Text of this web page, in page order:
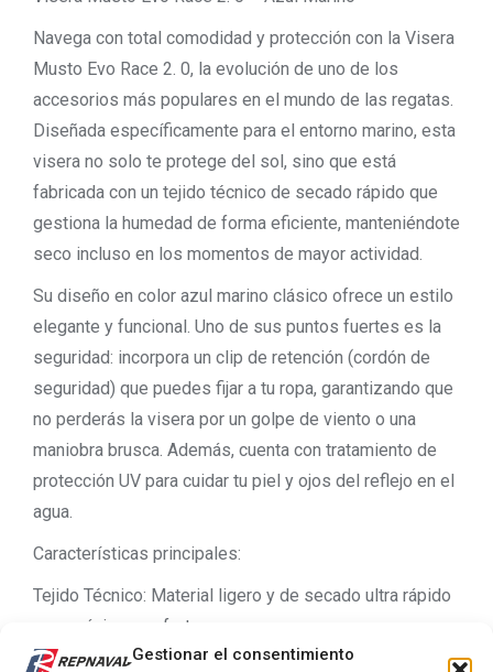
Gestionar el consentimiento
Navega con total comodidad y protección con la Visera
Musto Evo Race 2. 0, la evolución de uno de los
accesorios más populares en el mundo de las regatas.
Diseñada específicamente para el entorno marino, esta
visera no solo te protege del sol, sino que está
fabricada con un tejido técnico de secado rápido que
gestiona la humedad de forma eficiente, manteniéndote
seco incluso en los momentos de mayor actividad.
Su diseño en color azul marino clásico ofrece un estilo
elegante y funcional. Uno de sus puntos fuertes es la
seguridad: incorpora un clip de retención (cordón de
seguridad) que puedes fijar a tu ropa, garantizando que
no perderás la visera por un golpe de viento o una
maniobra brusca. Además, cuenta con tratamiento de
protección UV para cuidar tu piel y ojos del reflejo en el
agua.
Características principales:
Tejido Técnico: Material ligero y de secado ultra rápido
para máximo confort.